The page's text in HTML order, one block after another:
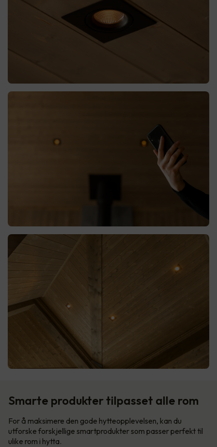
Smarte produkter tilpasset alle rom
For å maksimere den gode hytteopplevelsen, kan du
utforske forskjellige smartprodukter som passer perfekt til
ulike rom i hytta.